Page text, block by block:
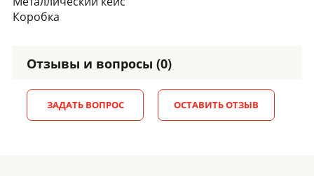
Коробка
Отзывы и вопросы (0)
ЗАДАТЬ ВОПРОС ОСТАВИТЬ ОТЗЫВ